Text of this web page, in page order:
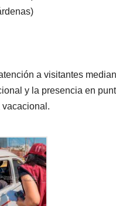
a visitantes
y la presencia en
vacacional.